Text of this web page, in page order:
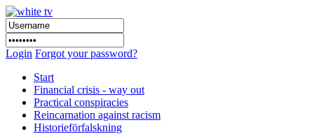
Login Forgot your password?
Start
Financial crisis - way out
Practical conspiracies
Reincarnation against racism
Historieförfalskning